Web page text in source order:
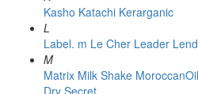
Kasho Katachi Kerarganic
L
Label. m Le Cher Leader
M
Matrix Milk Shake MoroccanOil
Dry Secret